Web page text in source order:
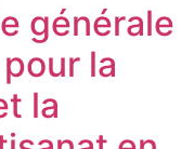
générale
la
la